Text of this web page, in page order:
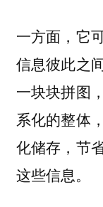
一方面，它
信息彼此之
一块块拼图，
系化的整体，
化储存，节
这些信息。